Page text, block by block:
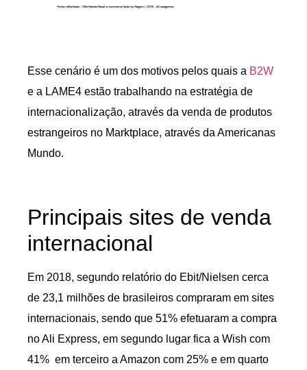
Esse cenário é um dos motivos pelos quais a B2W
e a LAME4 estão trabalhando na estratégia de
internacionalização, através da venda de produtos
estrangeiros no Marktplace, através da Americanas
Mundo.
Principais sites de venda
internacional
Em 2018, segundo relatório do Ebit/Nielsen cerca
de 23,1 milhões de brasileiros compraram em sites
internacionais, sendo que 51% efetuaram a compra
no Ali Express, em segundo lugar fica a Wish com
41% em terceiro a Amazon com 25% e em quarto